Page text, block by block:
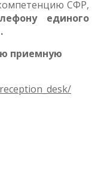
СФР,
единого
.
приемную